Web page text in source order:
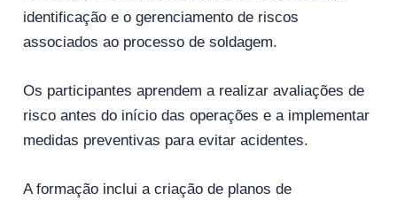
identificação e o gerenciamento de riscos
associados ao processo de soldagem.
Os participantes aprendem a realizar avaliações de
risco antes do início das operações e a implementar
medidas preventivas para evitar acidentes.
A formação inclui a criação de planos de